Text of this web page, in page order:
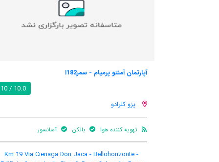
Km 19 Via Cienaga Don Jaca -
کلاب ی کاباناس اکلگیکاس
ترانسفر فرودگاهی
Pozo Colorado, Pozo